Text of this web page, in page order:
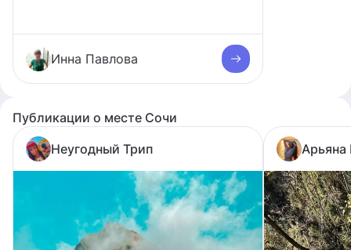
Инна Павлова
Публикации о месте Сочи
Неугодный Трип
Арьяна